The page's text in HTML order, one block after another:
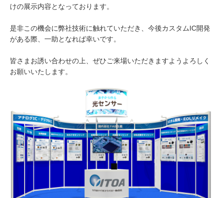
けの展示内容となっております。
是非この機会に弊社技術に触れていただき、今後カスタムIC開発
がある際、一助となれば幸いです。
皆さまお誘い合わせの上、ぜひご来場いただきますようよろしく
お願いいたします。